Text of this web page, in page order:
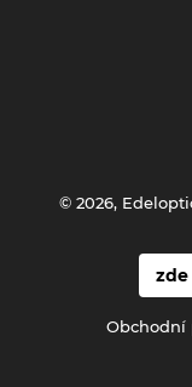
Obchodní
© 2026,